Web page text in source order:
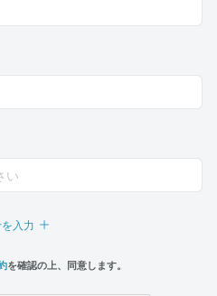
入力
を確認の上、同意します。